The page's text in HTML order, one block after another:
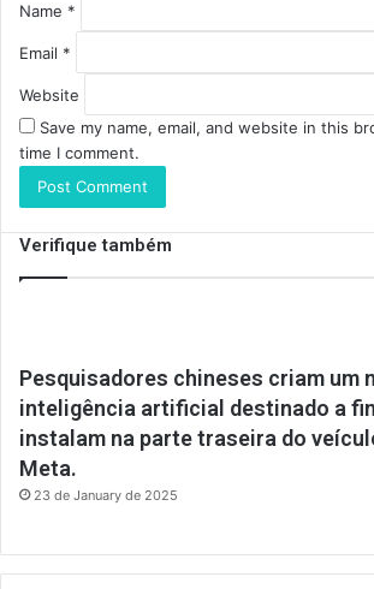
Name *
Email *
Website
Save my name, email, and website in this
time I comment.
Verifique também
Pesquisadores chineses criam um
inteligência artificial destinado a
instalam na parte traseira do
Meta.
23 de January de 2025